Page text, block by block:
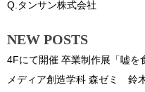
Q.タンサン株式会社
NEW POSTS
4Fにて開催 卒業制作展「嘘を
メディア創造学科 森ゼミ 鈴